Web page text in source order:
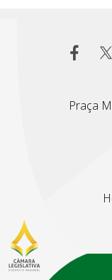
Praça